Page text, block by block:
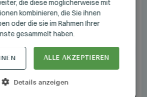
die diese möglicherweise mit
kombinieren, die Sie ihnen
oder die sie im Rahmen Ihrer
gesammelt haben.
ALLE AKZEPTIEREN
Details anzeigen